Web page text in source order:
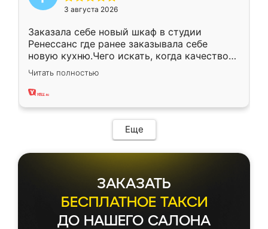
3 августа 2026
Заказала себе новый шкаф в студии
Ренессанс где ранее заказывала себе
новую кухню.Чего искать, когда качеством
вполне довольна. Служит кухня уже почти
два года, нареканий нет.
Читать полностью
Еще
ЗАКАЗАТЬ
БЕСПЛАТНОЕ ТАКСИ
ДО НАШЕГО САЛОНА